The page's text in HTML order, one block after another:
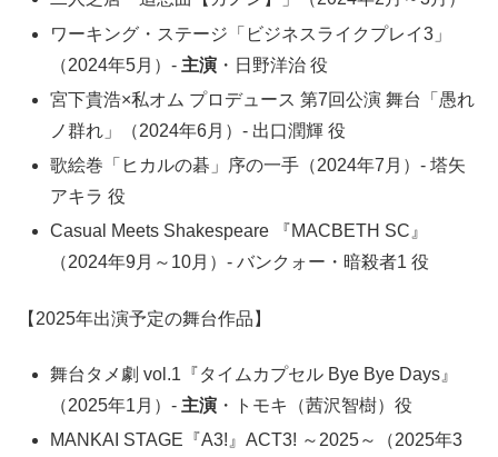
ワーキング・ステージ「ビジネスライクプレイ3」
（2024年5月）- 主演 ・日野洋治 役
宮下貴浩×私オム プロデュース 第7回公演 舞台「愚れ
ノ群れ」（2024年6月）- 出口潤輝 役
歌絵巻「ヒカルの碁」序の一手（2024年7月）- 塔矢
アキラ 役
Casual Meets Shakespeare 『MACBETH SC』
（2024年9月～10月）- バンクォー・暗殺者1 役
【2025年出演予定の舞台作品】
舞台タメ劇 vol.1『タイムカプセル Bye Bye Days』
（2025年1月）- 主演 ・トモキ（茜沢智樹）役
MANKAI STAGE『A3!』ACT3! ～2025～（2025年3